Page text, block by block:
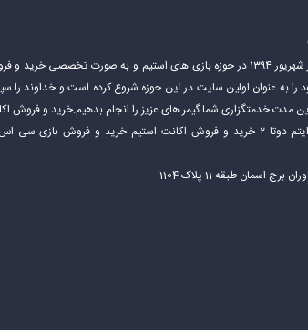
سایت استیم فروشی در شهریور ۱۳۹۴ در حوزه بازی های استیم و به صورت تخصصی خرید
فعالیت خود را به عنوان اولین سایت در این حوزه شروع کرده است و خداوند را
مدت خدمتگزاری شما گیمر های عزیز را انجام بدهیم.خرید و فروش
دوتا ۲ خرید و فروش ایتم دوتا ۲ خرید و فروش اکانت استیم خرید و فروش بازی سی
اسمان طبقه 11 پلاک 1104